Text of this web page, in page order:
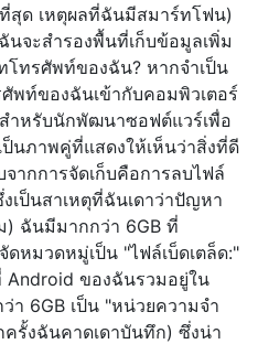
สุด เหตุผลที่ฉันมีสมาร์ทโฟน)
จะสำรองพื้นที่เก็บข้อมูลเพิ่ม
โทรศัพท์ของฉัน? หากจำเป็น
พท์ของฉันเข้ากับคอมพิวเตอร์
ำหรับนักพัฒนาซอฟต์แวร์เพื่อ
นภาพคู่ที่แสดงให้เห็นว่าสิ่งที่ดี
ากการจัดเก็บคือการลบไฟล์
เป็นสาเหตุที่ฉันเดาว่าปัญหา
) ฉันมีมากกว่า 6GB ที่
หมวดหมู่เป็น "ไฟล์เบ็ดเตล็ด:"
Android ของฉันรวมอยู่ใน
า 6GB เป็น "หน่วยความจำ
ครั้งฉันคาดเดาบันทึก) ซึ่งน่า